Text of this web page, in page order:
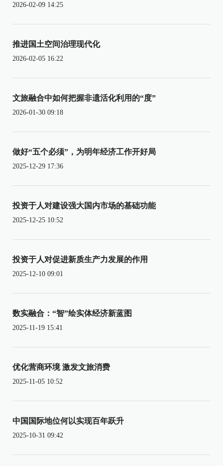
2026-02-09 14:25
推进国土空间治理现代化
2026-02-05 16:22
文旅融合中如何把握非遗活化利用的“度”
2026-01-30 09:18
做好“五个必须”，为明年经济工作开好局
2025-12-29 17:36
投资于人对建设强大国内市场的基础功能
2025-12-25 10:52
投资于人对促进新质生产力发展的作用
2025-12-10 09:01
数实融合：“智”绘实体经济新蓝图
2025-11-19 15:41
优化营商环境 激发文旅消费
2025-11-05 10:52
中国国际地位何以实现百年跃升
2025-10-31 09:42